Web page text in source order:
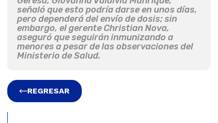
señaló que esto podría darse en unos días,
pero dependerá del envío de dosis; sin
embargo, el gerente Christian Nova,
aseguró que seguirán inmunizando a
menores a pesar de las observaciones del
Ministerio de Salud.
REGRESAR